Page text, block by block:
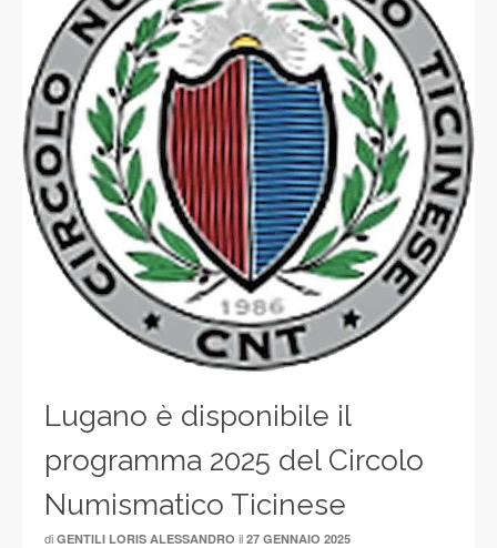
Lugano è disponibile il
programma 2025 del Circolo
Numismatico Ticinese
di GENTILI LORIS ALESSANDRO il 27 GENNAIO 2025